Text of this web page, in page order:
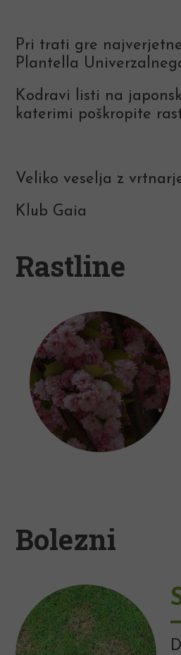
Pri trati gre
Plantella
Kodravi listi na
katerimi poškropite
Veliko veselja z
Klub Gaia
Rastline
Bolezni